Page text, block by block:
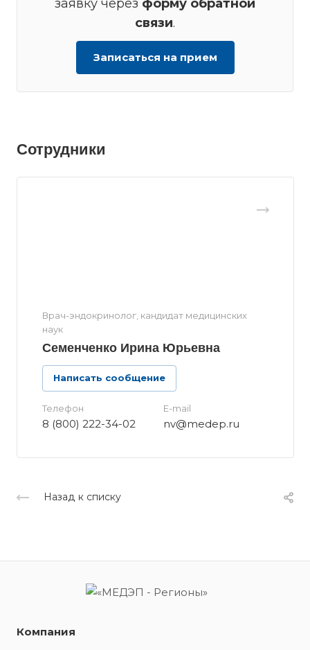
заявку через форму обратной
связи.
Записаться на прием
Сотрудники
Врач-эндокринолог, кандидат медицинских
наук
Семенченко Ирина Юрьевна
Написать сообщение
Телефон
8 (800) 222-34-02
E-mail
nv@medep.ru
Назад к списку
Компания